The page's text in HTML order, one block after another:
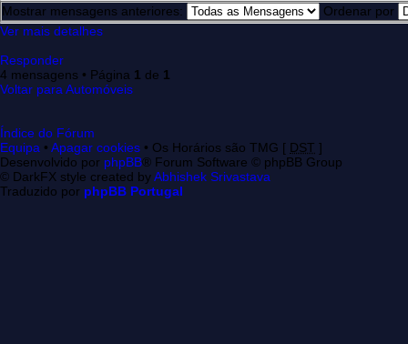
Mostrar mensagens anteriores:
Ordenar por
Ver mais detalhes
Responder
4 mensagens • Página 1 de 1
Voltar para Automóveis
Índice do Fórum
Equipa • Apagar cookies • Os Horários são TMG [ DST ]
Desenvolvido por phpBB® Forum Software © phpBB Group
© DarkFX style created byAbhishek Srivastava
Traduzido por phpBB Portugal